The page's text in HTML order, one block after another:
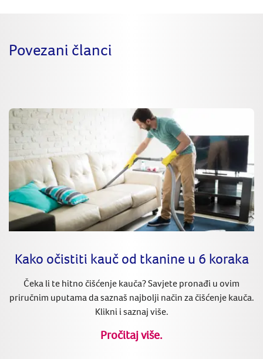
Povezani članci
Kako očistiti kauč od tkanine u 6 koraka
Čeka li te hitno čišćenje kauča? Savjete pronađi u ovim
priručnim uputama da saznaš najbolji način za čišćenje kauča.
Klikni i saznaj više.
Pročitaj više.